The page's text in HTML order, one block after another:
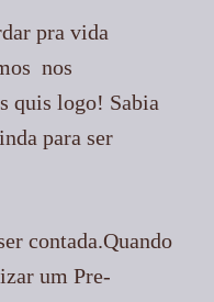
pra vida
nos
quis logo! Sabia
para ser
contada.Quando
um Pre-